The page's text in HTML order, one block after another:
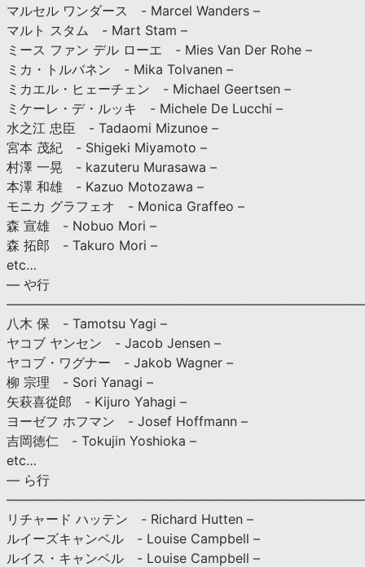
マルセル ワンダース - Marcel Wanders –
マルト スタム - Mart Stam –
ミース ファン デル ローエ - Mies Van Der Rohe –
ミカ・トルバネン - Mika Tolvanen –
ミカエル・ヒェーチェン - Michael Geertsen –
ミケーレ・デ・ルッキ - Michele De Lucchi –
水之江 忠臣 - Tadaomi Mizunoe –
宮本 茂紀 - Shigeki Miyamoto –
村澤 一晃 - kazuteru Murasawa –
本澤 和雄 - Kazuo Motozawa –
モニカ グラフェオ - Monica Graffeo –
森 宣雄 - Nobuo Mori –
森 拓郎 - Takuro Mori –
etc…
— や行
八木 保 - Tamotsu Yagi –
ヤコブ ヤンセン - Jacob Jensen –
ヤコブ・ワグナー - Jakob Wagner –
柳 宗理 - Sori Yanagi –
矢萩喜從郎 - Kijuro Yahagi –
ヨーゼフ ホフマン - Josef Hoffmann –
吉岡徳仁 - Tokujin Yoshioka –
etc…
— ら行
リチャード ハッテン - Richard Hutten –
ルイーズキャンベル - Louise Campbell –
ルイス・キャンベル - Louise Campbell –